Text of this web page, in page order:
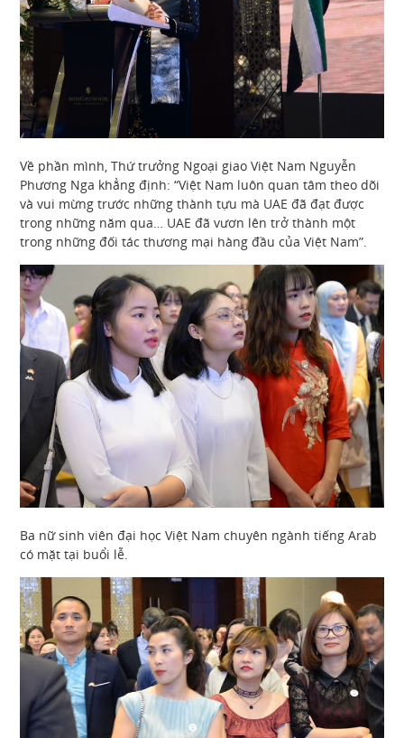
Về phần mình, Thứ trưởng Ngoại giao Việt Nam Nguyễn
Phương Nga khẳng định: “Việt Nam luôn quan tâm theo dõi
và vui mừng trước những thành tựu mà UAE đã đạt được
trong những năm qua… UAE đã vươn lên trở thành một
trong những đối tác thương mại hàng đầu của Việt Nam”.
Ba nữ sinh viên đại học Việt Nam chuyên ngành tiếng Arab
có mặt tại buổi lễ.